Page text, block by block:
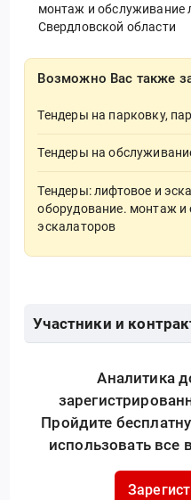
монтаж и обслуживание
Свердловской области
Возможно Вас также
Тендеры на парковку,
Тендеры на
Тендеры: лифтовое и
оборудование. монтаж и
эскалаторов
Участники и
Аналитика
Пройдите
использовать все